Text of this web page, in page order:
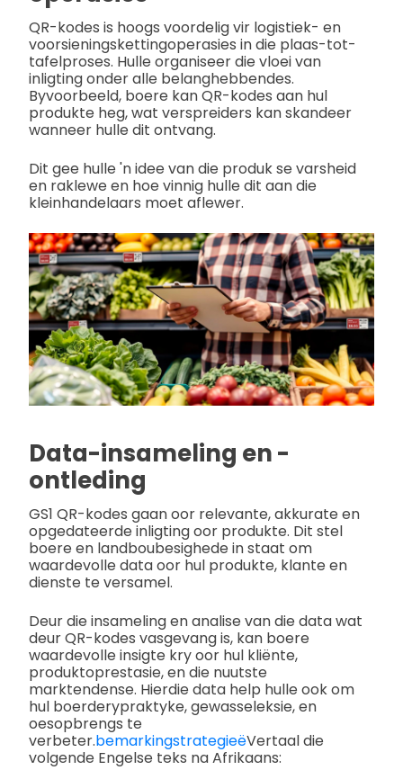
QR-kodes is hoogs voordelig vir logistiek- en
voorsieningskettingoperasies in die plaas-tot-
tafelproses. Hulle organiseer die vloei van
inligting onder alle belanghebbendes.
Byvoorbeeld, boere kan QR-kodes aan hul
produkte heg, wat verspreiders kan skandeer
wanneer hulle dit ontvang.
Dit gee hulle 'n idee van die produk se varsheid
en raklewe en hoe vinnig hulle dit aan die
kleinhandelaars moet aflewer.
Data-insameling en -
ontleding
GS1 QR-kodes gaan oor relevante, akkurate en
opgedateerde inligting oor produkte. Dit stel
boere en landboubesighede in staat om
waardevolle data oor hul produkte, klante en
dienste te versamel.
Deur die insameling en analise van die data wat
deur QR-kodes vasgevang is, kan boere
waardevolle insigte kry oor hul kliënte,
produktoprestasie, en die nuutste
marktendense. Hierdie data help hulle ook om
hul boerderypraktyke, gewasseleksie, en
oesopbrengs te
verbeter.bemarkingstrategieëVertaal die
volgende Engelse teks na Afrikaans: